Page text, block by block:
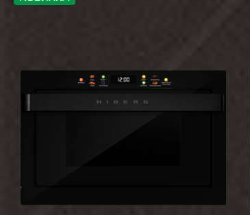
Соотношение цена-качество.